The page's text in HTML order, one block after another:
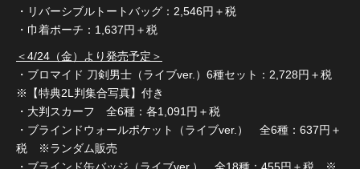
・リバーシブルトートバッグ：2,546円＋税
・巾着ポーチ：1,637円＋税
＜4/24（金）より発売予定＞
・ブロマイド 刀剣男士（ライブver.）6種セット：2,728円＋税
※【特典2L判集合写真】付き
・大判スカーフ 全6種：各1,091円＋税
・ブラインドウォールポケット（ライブver.） 全6種：637円＋
税 ※ランダム販売